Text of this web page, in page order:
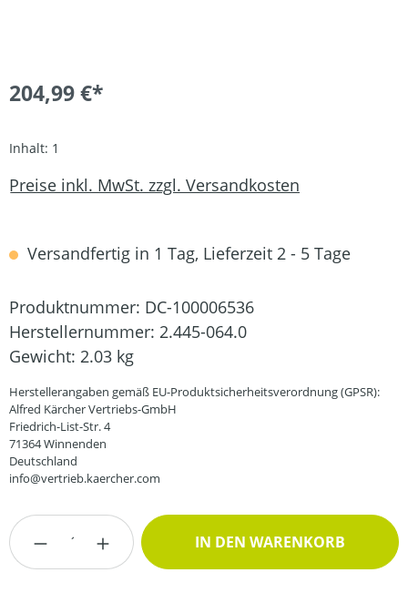
204,99 €*
Inhalt: 1
Preise inkl. MwSt. zzgl. Versandkosten
Versandfertig in 1 Tag, Lieferzeit 2 - 5 Tage
Produktnummer: DC-100006536
Herstellernummer: 2.445-064.0
Gewicht: 2.03 kg
Herstellerangaben gemäß EU-Produktsicherheitsverordnung (GPSR):
Alfred Kärcher Vertriebs-GmbH
Friedrich-List-Str. 4
71364 Winnenden
Deutschland
info@vertrieb.kaercher.com
Produkt Anzahl: Gib den gewünschten
IN DEN WARENKORB